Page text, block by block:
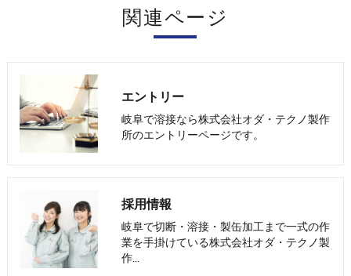
関連ページ
エントリー
岐阜で溶接なら株式会社オダ・テクノ製作
所のエントリーページです。
採用情報
岐阜で切断・溶接・製缶加工まで一式の作
業を手掛けている株式会社オダ・テクノ製
作…